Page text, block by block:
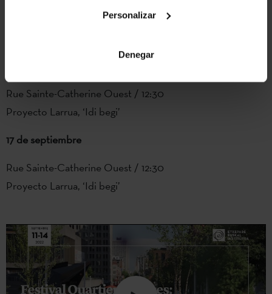
Personalizar
Denegar
Forêt Urbaine Musée Mccord / 15:30
Rue Sainte-Catherine Ouest / 12:30
Proyecto Larrua, ‘Idi begi’
17 de septiembre
Rue Sainte-Catherine Ouest / 12:30
Proyecto Larrua, ‘Idi begi’